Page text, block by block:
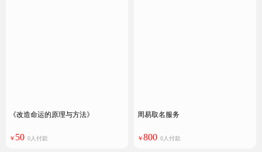
《改造命运的原理与方法》
￥ 50 0人付款
周易取名服务
￥800 0人付款